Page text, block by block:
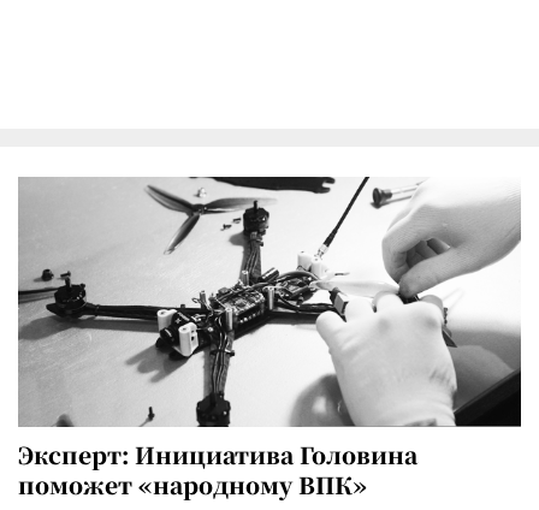
Эксперт: Инициатива Головина
поможет «народному ВПК»